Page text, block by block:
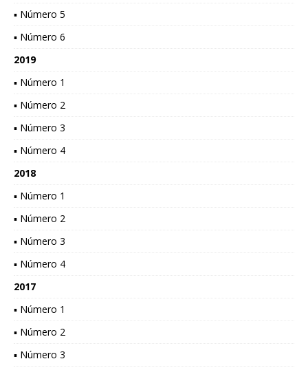
▪ Número 5
▪ Número 6
2019
▪ Número 1
▪ Número 2
▪ Número 3
▪ Número 4
2018
▪ Número 1
▪ Número 2
▪ Número 3
▪ Número 4
2017
▪ Número 1
▪ Número 2
▪ Número 3